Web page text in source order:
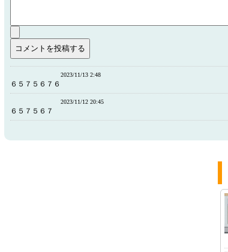
2023/11/13 2:48
６５７５６７６
2023/11/12 20:45
６５７５６７